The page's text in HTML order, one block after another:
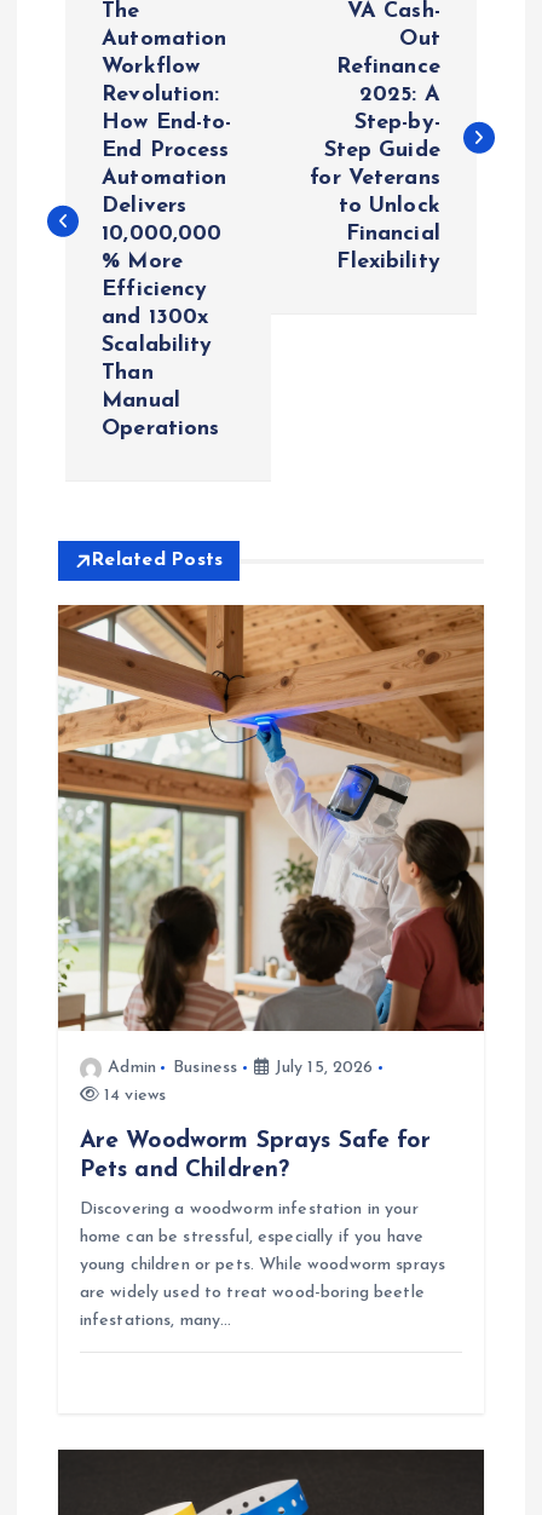
n
t
o
n
The
Automation
Workflow
Revolution:
How End-to-
End Process
Automation
Delivers
10,000,000
% More
Efficiency
and 1300x
Scalability
Than
Manual
Operations
VA Cash-
Out
Refinance
2025: A
Step-by-
Step Guide
for Veterans
to Unlock
Financial
Flexibility
Related Posts
Admin Business
July 15, 2026
14 views
Are Woodworm Sprays Safe for
Pets and Children?
Discovering a woodworm infestation in your
home can be stressful, especially if you have
young children or pets. While woodworm sprays
are widely used to treat wood-boring beetle
infestations, many…